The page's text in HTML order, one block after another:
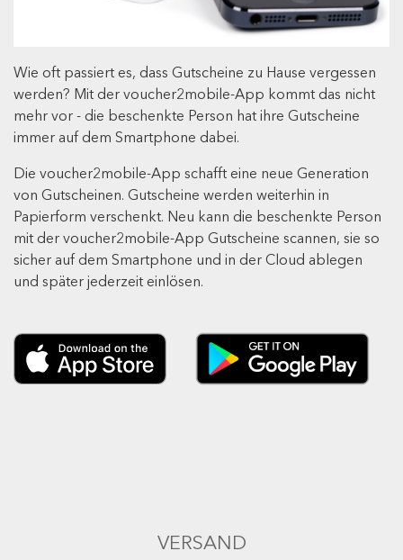
Wie oft passiert es, dass Gutscheine zu Hause vergessen
werden? Mit der voucher2mobile-App kommt das nicht
mehr vor - die beschenkte Person hat ihre Gutscheine
immer auf dem Smartphone dabei.
Die voucher2mobile-App schafft eine neue Generation
von Gutscheinen. Gutscheine werden weiterhin in
Papierform verschenkt. Neu kann die beschenkte Person
mit der voucher2mobile-App Gutscheine scannen, sie so
sicher auf dem Smartphone und in der Cloud ablegen
und später jederzeit einlösen.
VERSAND